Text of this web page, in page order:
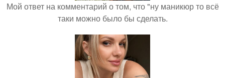
Мой ответ на комментарий о том, что "ну маникюр то всё
таки можно было бы сделать.